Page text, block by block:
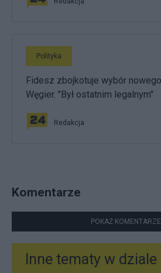
Polityka
Fidesz zbojkotuje wybór
Węgier. "Był ostatnim legalnym"
Redakcja
Komentarze
POKAŻ
Inne tematy w dziale